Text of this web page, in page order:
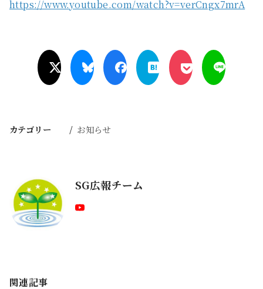
https://www.youtube.com/watch?v=verCngx7mrA
カテゴリー お知らせ
SG広報チーム
関連記事